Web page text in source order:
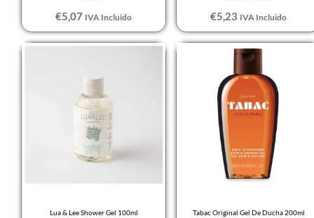
€5,07 IVA Incluido €5,23 IVA Incluido
Lua & Lee Shower Gel 100ml Tabac Original Gel De Ducha 200ml